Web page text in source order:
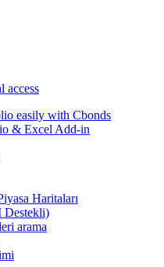
access
easily with Cbonds
& Excel Add-in
Haritaları
Destekli)
arama